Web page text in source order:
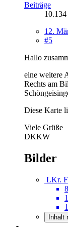
Beiträge
10.134
12.
#5
Hallo
eine weitere
Rechts am
Diese Karte
Viele Grüße
DKKW
Bilder
LKr.
Inhalt